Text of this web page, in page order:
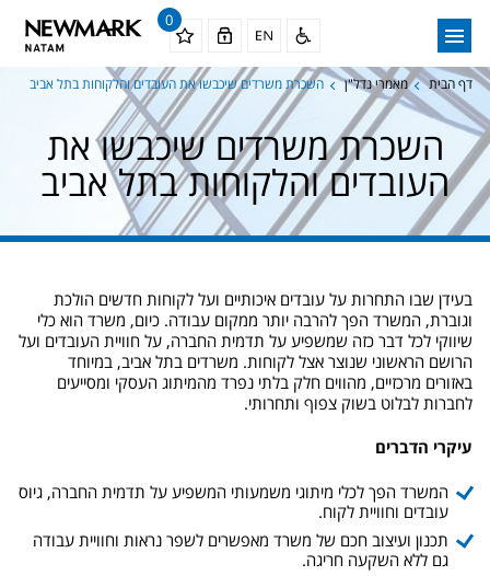
0
דף הבית מאמרי נדל"ן השכרת משרדים שיכבשו את העובדים והלקוחות בתל אביב
השכרת משרדים שיכבשו את
העובדים והלקוחות בתל אביב
בעידן שבו התחרות על עובדים איכותיים ועל לקוחות חדשים הולכת
וגוברת, המשרד הפך להרבה יותר ממקום עבודה. כיום, משרד הוא כלי
שיווקי לכל דבר כזה שמשפיע על תדמית החברה, על חוויית העובדים ועל
הרושם הראשוני שנוצר אצל לקוחות. משרדים בתל אביב, במיוחד
באזורים מרכזיים, מהווים חלק בלתי נפרד מהמיתוג העסקי ומסייעים
לחברות לבלוט בשוק צפוף ותחרותי.
עיקרי הדברים
המשרד הפך לכלי מיתוגי משמעותי המשפיע על תדמית החברה, גיוס
עובדים וחוויית לקוח.
תכנון ועיצוב חכם של משרד מאפשרים לשפר נראות וחוויית עבודה
גם ללא השקעה חריגה.